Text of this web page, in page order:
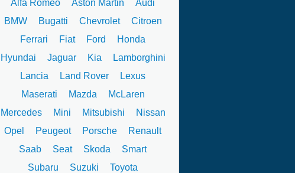
Alfa Romeo Aston Martin
Audi
BMW
Bugatti Chevrolet
Citroen
Ferrari
Fiat Ford
Honda
Hyundai
Jaguar Kia
Lamborghini
Lancia
Land Rover
Lexus
Maserati
Mazda
McLaren
Mercedes
Mini Mitsubishi
Nissan
Opel
Peugeot Porsche
Renault
Saab
Seat Skoda
Smart
Subaru
Suzuki
Toyota